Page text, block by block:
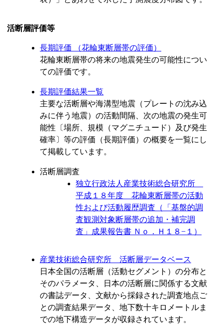
断層評価等
長期評価 （花輪東断層帯の評価）
花輪東断層帯の将来の地震発生の可能性につい
ての評価です。
長期評価結果一覧
主要な活断層や海溝型地震（プレートの沈み込
みに伴う地震）の活動間隔、次の地震の発生可
能性〔場所、規模（マグニチュード）及び発生
確率〕等の評価（長期評価）の概要を一覧にし
て掲載しています。
活断層調査
独立行政法人産業技術総合研究所
平成１８年度 花輪東断層帯の活動
性および活動履歴調査（「基盤的調
査観測対象断層帯の追加・補完調
査」成果報告書 Ｎｏ．Ｈ１８−１）
産業技術総合研究所 活断層データベース
日本全国の活断層（活動セグメント）の分布と
そのパラメータ、日本の活断層に関係する文献
の書誌データ、文献から採録された調査地点ご
との調査結果データ、地下数十キロメートルま
での地下構造データが収録されています。